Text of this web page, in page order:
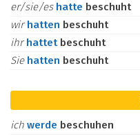
er/sie/es hatte beschuht
wirhatten beschuht
ihrhattet beschuht
Sie hatten beschuht
ich werde beschuhen